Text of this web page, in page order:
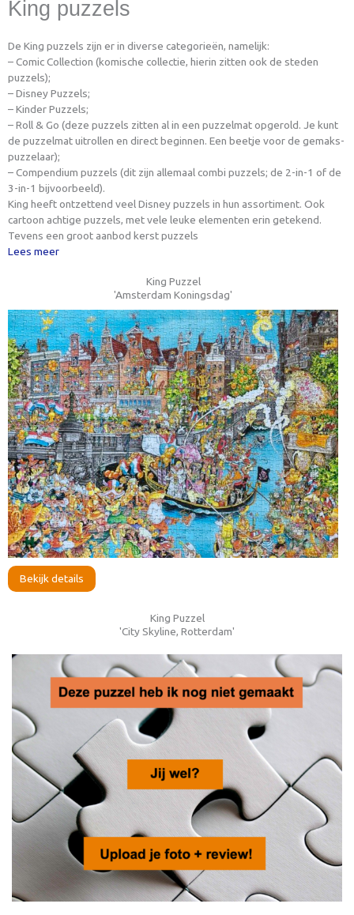
King puzzels
De King puzzels zijn er in diverse categorieën, namelijk:
– Comic Collection (komische collectie, hierin zitten ook de steden
puzzels);
– Disney Puzzels;
– Kinder Puzzels;
– Roll & Go (deze puzzels zitten al in een puzzelmat opgerold. Je kunt
de puzzelmat uitrollen en direct beginnen. Een beetje voor de gemaks-
puzzelaar);
– Compendium puzzels (dit zijn allemaal combi puzzels; de 2-in-1 of de
3-in-1 bijvoorbeeld).
King heeft ontzettend veel Disney puzzels in hun assortiment. Ook
cartoon achtige puzzels, met vele leuke elementen erin getekend.
Tevens een groot aanbod kerst puzzels
Lees meer
King Puzzel
'Amsterdam Koningsdag'
Bekijk details
King Puzzel
'City Skyline, Rotterdam'